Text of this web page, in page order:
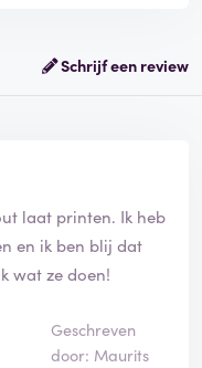
Schrijf een review
laat printen. Ik heb
en ik ben blij dat
wat ze doen!
Geschreven
door: Maurits